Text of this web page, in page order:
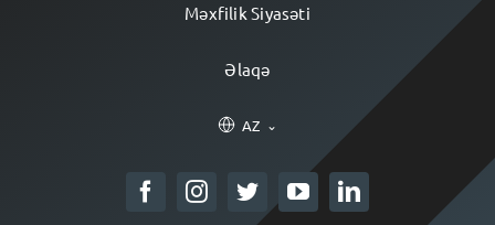
Məxfilik Siyasəti
Əlaqə
AZ ⌄